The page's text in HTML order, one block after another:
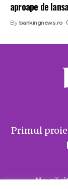
aproape de
By bankingnews.ro
Primul
Ne